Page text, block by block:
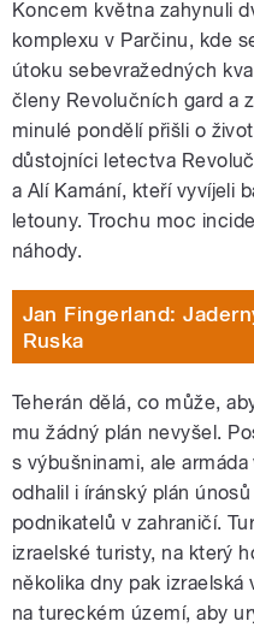
Koncem května zahynuli
komplexu v Parčinu, kde
útoku sebevražedných
členy Revolučních gard a
minulé pondělí přišli o
důstojníci letectva
a Alí Kamání, kteří vyvíjeli
letouny. Trochu moc
náhody.
Jan Fingerland:
Ruska
Teherán dělá, co může,
mu žádný plán nevyšel.
s výbušninami, ale
odhalil i íránský plán
podnikatelů v zahraničí.
izraelské turisty, na který
několika dny pak izraelská
na tureckém území, aby